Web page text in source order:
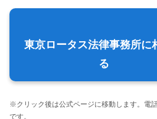
東京ロータス法律事務所に
る
※クリック後は公式ページに移動します。電
です。